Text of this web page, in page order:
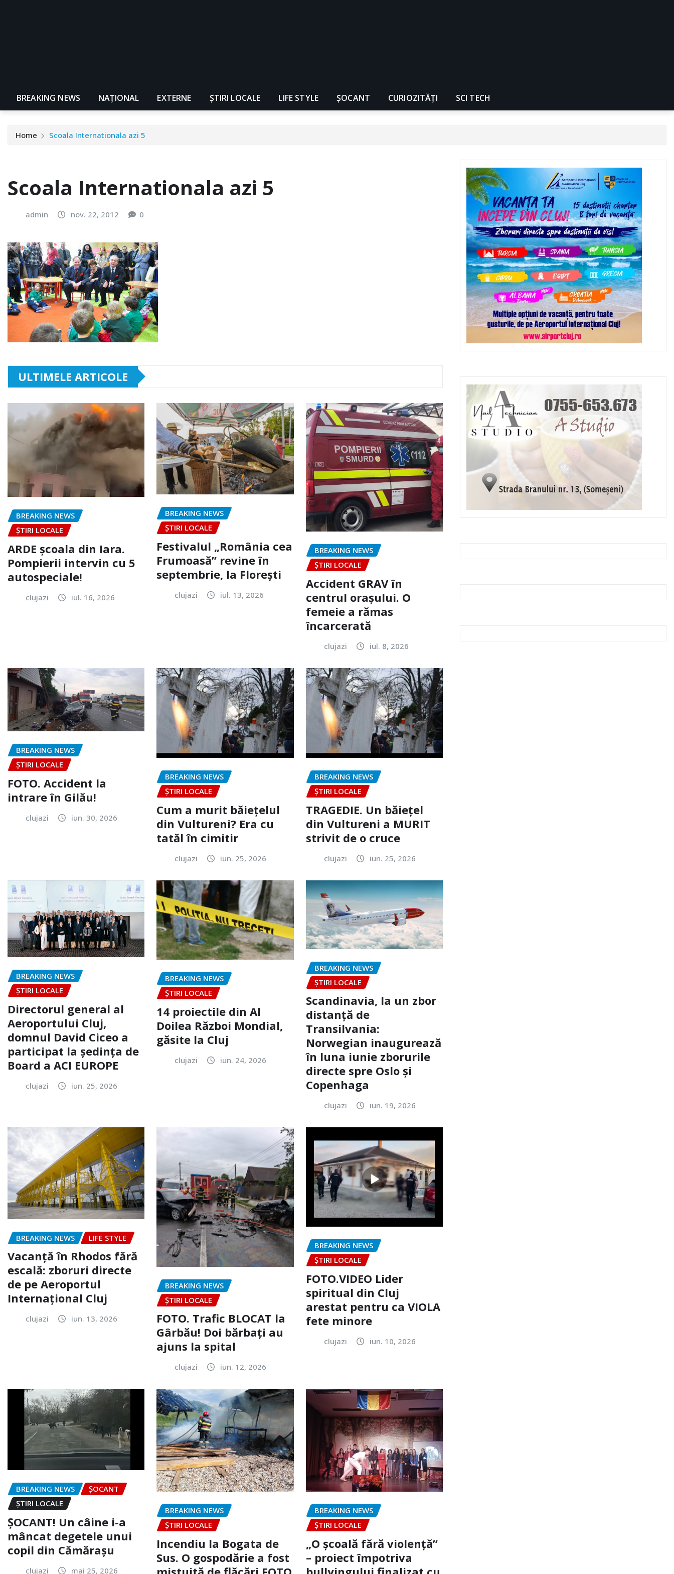
BREAKING NEWS NAŢIONAL EXTERNE ȘTIRI LOCALE LIFE STYLE ȘOCANT CURIOZITĂȚI SCI TECH
Home Scoala Internationala azi 5
Scoala Internationala azi 5
admin nov. 22, 2012 0
ULTIMELE ARTICOLE
BREAKING NEWS
ȘTIRI LOCALE
ARDE școala din Iara.
Pompierii intervin cu 5
autospeciale!
clujazi iul. 16, 2026
BREAKING NEWS
ȘTIRI LOCALE
Festivalul „România cea
Frumoasă” revine în
septembrie, la Florești
clujazi iul. 13, 2026
BREAKING NEWS
ȘTIRI LOCALE
Accident GRAV în
centrul orașului. O
femeie a rămas
încarcerată
clujazi iul. 8, 2026
BREAKING NEWS
ȘTIRI LOCALE
FOTO. Accident la
intrare în Gilău!
clujazi iun. 30, 2026
BREAKING NEWS
ȘTIRI LOCALE
Cum a murit băiețelul
din Vultureni? Era cu
tatăl în cimitir
clujazi iun. 25, 2026
BREAKING NEWS
ȘTIRI LOCALE
TRAGEDIE. Un băiețel
din Vultureni a MURIT
strivit de o cruce
clujazi iun. 25, 2026
BREAKING NEWS
ȘTIRI LOCALE
Directorul general al
Aeroportului Cluj,
domnul David Ciceo a
participat la ședința de
Board a ACI EUROPE
clujazi iun. 25, 2026
BREAKING NEWS
ȘTIRI LOCALE
14 proiectile din Al
Doilea Război Mondial,
găsite la Cluj
clujazi iun. 24, 2026
BREAKING NEWS
ȘTIRI LOCALE
Scandinavia, la un zbor
distanță de
Transilvania:
Norwegian inaugurează
în luna iunie zborurile
directe spre Oslo și
Copenhaga
clujazi iun. 19, 2026
BREAKING NEWS LIFE STYLE
Vacanță în Rhodos fără
escală: zboruri directe
de pe Aeroportul
Internațional Cluj
clujazi iun. 13, 2026
BREAKING NEWS
ȘTIRI LOCALE
FOTO. Trafic BLOCAT la
Gârbău! Doi bărbați au
ajuns la spital
clujazi iun. 12, 2026
BREAKING NEWS
ȘTIRI LOCALE
FOTO.VIDEO Lider
spiritual din Cluj
arestat pentru ca VIOLA
fete minore
clujazi iun. 10, 2026
BREAKING NEWS
ȘOCANT
ȘTIRI LOCALE
ȘOCANT! Un câine i-a
mâncat degetele unui
copil din Cămărașu
clujazi mai 25, 2026
BREAKING NEWS
ȘTIRI LOCALE
Incendiu la Bogata de
Sus. O gospodărie a fost
BREAKING NEWS
ȘTIRI LOCALE
„O școală fără violență”
– proiect împotriva